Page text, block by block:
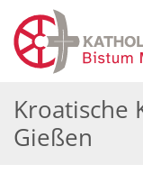
Zum Inhalt springen
Kroatische
Gießen